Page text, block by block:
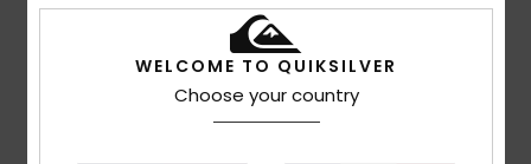
5/5
WELCOME TO QUIKSILVER
Choose your country